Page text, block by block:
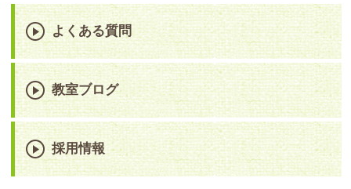
よくある質問
教室ブログ
採用情報